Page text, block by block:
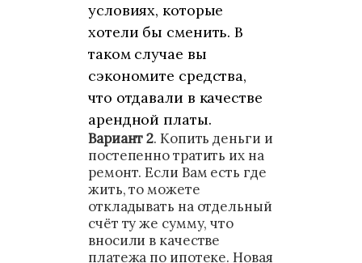
условиях, которые
хотели бы сменить. В
таком случае вы
сэкономите средства,
что отдавали в качестве
арендной платы.
Вариант 2. Копить деньги и
постепенно тратить их на
ремонт. Если Вам есть где
жить, то можете
откладывать на отдельный
счёт ту же сумму, что
вносили в качестве
платежа по ипотеке. Новая